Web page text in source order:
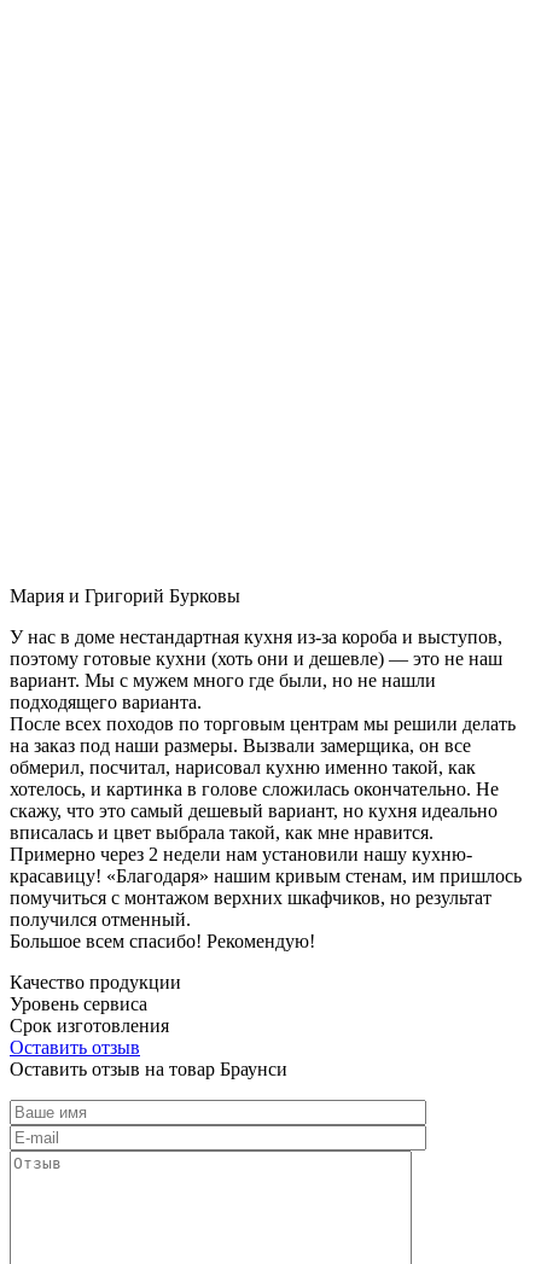
Мария и Григорий Бурковы
У нас в доме нестандартная кухня из-за короба и выступов,
поэтому готовые кухни (хоть они и дешевле) — это не наш
вариант. Мы с мужем много где были, но не нашли
подходящего варианта.
После всех походов по торговым центрам мы решили делать
на заказ под наши размеры. Вызвали замерщика, он все
обмерил, посчитал, нарисовал кухню именно такой, как
хотелось, и картинка в голове сложилась окончательно. Не
скажу, что это самый дешевый вариант, но кухня идеально
вписалась и цвет выбрала такой, как мне нравится.
Примерно через 2 недели нам установили нашу кухню-
красавицу! «Благодаря» нашим кривым стенам, им пришлось
помучиться с монтажом верхних шкафчиков, но результат
получился отменный.
Большое всем спасибо! Рекомендую!
Качество продукции
Уровень сервиса
Срок изготовления
Оставить отзыв
Оставить отзыв на товар Браунси